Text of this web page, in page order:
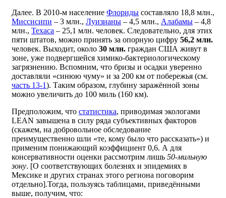
Далее. В 2010-м население Флориды составляло 18,8 млн.,
Миссисипи – 3 млн., Луизианы – 4,5 млн., Алабамы – 4,8
млн., Техаса – 25,1 млн. человек. Следовательно, для этих
пяти штатов, можно принять за опорную цифру 56,2 млн.
человек. Выходит, около 30 млн. граждан США живут в
зоне, уже подвергшейся химико-бактериологическому
загрязнению. Вспомним, что бризы и осадки уверенно
доставляли «синюю чуму» и за 200 км от побережья (см.
часть 13-1). Таким образом, глубину заражённой зоны
можно увеличить до 100 миль (160 км).
Предположим, что статистика, приводимая экологами
LEAN завышена в силу ряда субъективных факторов
(скажем, на добровольное обследование
преимущественно шли «те, кому было что рассказать») и
применим понижающий коэффициент 0,6. А для
консервативности оценки рассмотрим лишь 50-мильную
зону. [О соответствующих болезнях и эпидемиях в
Мексике и других странах этого региона поговорим
отдельно].Тогда, пользуясь таблицами, приведёнными
выше, получим, что: